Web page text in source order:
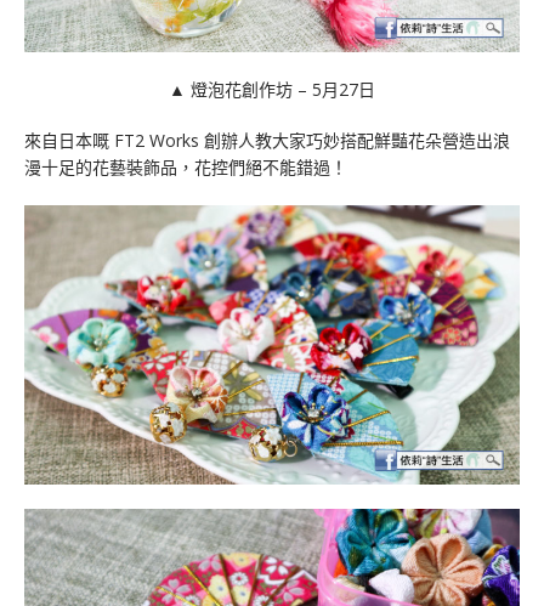
▲ 燈泡花創作坊 – 5月27日
來自日本嘅 FT2 Works 創辦人教大家巧妙搭配鮮豔花朵營造出浪
漫十足的花藝裝飾品，花控們絕不能錯過！